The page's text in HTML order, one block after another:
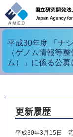
平成30年度 「ナ
（ゲノム情報等
ム）」に係る公募
更新履歴
平成30年3月15日 応